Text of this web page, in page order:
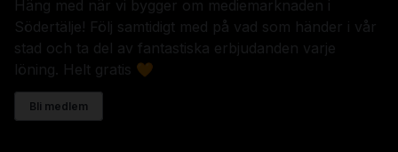
Häng med när vi bygger om mediemarknaden i
Södertälje! Följ samtidigt med på vad som händer i vår
stad och ta del av fantastiska erbjudanden varje
löning. Helt gratis 🧡
Bli medlem